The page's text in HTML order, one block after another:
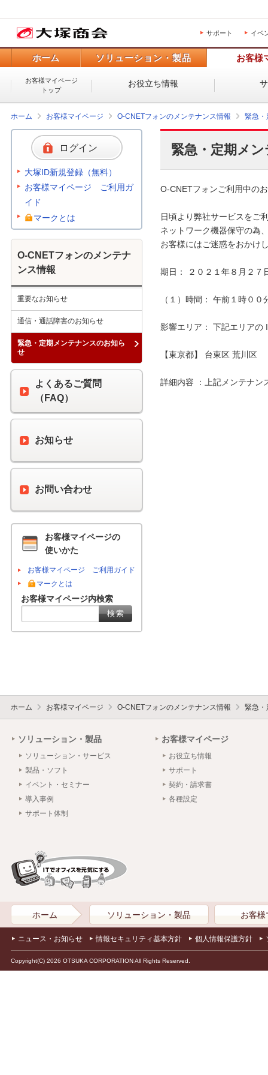
サポート イベ
ホーム ソリューション・製品 お客様
お客様マイページ
トップ
お役立ち情報
ホーム お客様マイページ O-CNETフォンのメンテナンス情報 緊急・
緊急・定期メ
O-CNETフォンご利用中の
日頃より弊社サービスをご
ネットワーク機器保守の為
お客様にはご迷惑をおかけ
期日： ２０２１年８月２７
（１）時間： 午前１時０
影響エリア： 下記エリアの
【東京都】 台東区 荒川区
詳細内容 ：上記メンテナン
ログイン
大塚ID新規登録（無料）
お客様マイページ ご利用ガ
イド
マークとは
O-CNETフォンのメンテナ
ンス情報
重要なお知らせ
通信・通話障害のお知らせ
緊急・定期メンテナンスのお知ら
せ
よくあるご質問
（FAQ）
お知らせ
お問い合わせ
お客様マイページの
使いかた
お客様マイページ ご利用ガイド
マークとは
お客様マイページ内検索
ホーム お客様マイページ O-CNETフォンのメンテナンス情報 緊急・
ソリューション・製品
ソリューション・サービス
製品・ソフト
イベント・セミナー
導入事例
サポート体制
お客様マイページ
お役立ち情報
サポート
契約・請求書
各種設定
ホーム ソリューション・製品 お客様
ニュース・お知らせ 情報セキュリティ基本方針 個人情報保護方針
Copyright(C) 2026 OTSUKA CORPORATION All Rights Reserved.